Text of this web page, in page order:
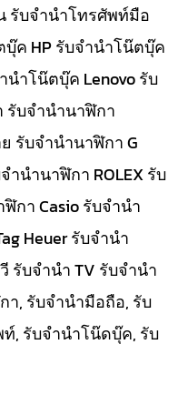
รับจำนำโทรศัพท์มือ
ค HP รับจำนำโน๊ตบุ๊ค
นำโน๊ตบุ๊ค Lenovo รับ
รับจำนำนาฬิกา
รับจำนำนาฬิกา G
นำนาฬิกา ROLEX รับ
กา Casio รับจำนำ
Heuer รับจำนำ
รับจำนำ TV รับจำนำ
า, รับจำนำมือถือ, รับ
, รับจำนำโน๊ดบุ๊ค, รับ